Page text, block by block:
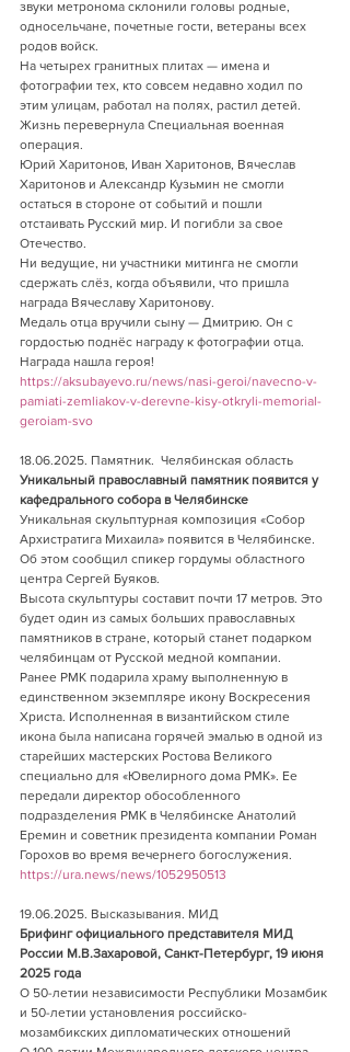
звуки метронома склонили головы родные,
односельчане, почетные гости, ветераны всех
родов войск.
На четырех гранитных плитах — имена и
фотографии тех, кто совсем недавно ходил по
этим улицам, работал на полях, растил детей.
Жизнь перевернула Специальная военная
операция.
Юрий Харитонов, Иван Харитонов, Вячеслав
Харитонов и Александр Кузьмин не смогли
остаться в стороне от событий и пошли
отстаивать Русский мир. И погибли за свое
Отечество.
Ни ведущие, ни участники митинга не смогли
сдержать слёз, когда объявили, что пришла
награда Вячеславу Харитонову.
Медаль отца вручили сыну — Дмитрию. Он с
гордостью поднёс награду к фотографии отца.
Награда нашла героя!
https://aksubayevo.ru/news/nasi-geroi/navecno-v-
pamiati-zemliakov-v-derevne-kisy-otkryli-memorial-
geroiam-svo
18.06.2025. Памятник.  Челябинская область
Уникальный православный памятник появится у
кафедрального собора в Челябинске
Уникальная скульптурная композиция «Собор
Архистратига Михаила» появится в Челябинске.
Об этом сообщил спикер гордумы областного
центра Сергей Буяков.
Высота скульптуры составит почти 17 метров. Это
будет один из самых больших православных
памятников в стране, который станет подарком
челябинцам от Русской медной компании.
Ранее РМК подарила храму выполненную в
единственном экземпляре икону Воскресения
Христа. Исполненная в византийском стиле
икона была написана горячей эмалью в одной из
старейших мастерских Ростова Великого
специально для «Ювелирного дома РМК». Ее
передали директор обособленного
подразделения РМК в Челябинске Анатолий
Еремин и советник президента компании Роман
Горохов во время вечернего богослужения.
https://ura.news/news/1052950513
19.06.2025. Высказывания. МИД
Брифинг официального представителя МИД
России М.В.Захаровой, Санкт-Петербург, 19 июня
2025 года
О 50-летии независимости Республики Мозамбик
и 50-летии установления российско-
мозамбикских дипломатических отношений